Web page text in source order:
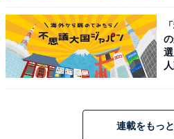
連載をもっ